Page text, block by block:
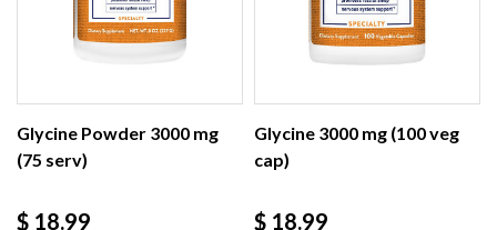
Glycine Powder 3000 mg
(75 serv)
Precio
$ 18.99
Glycine 3000 mg (100 veg
cap)
Precio
$ 18.99